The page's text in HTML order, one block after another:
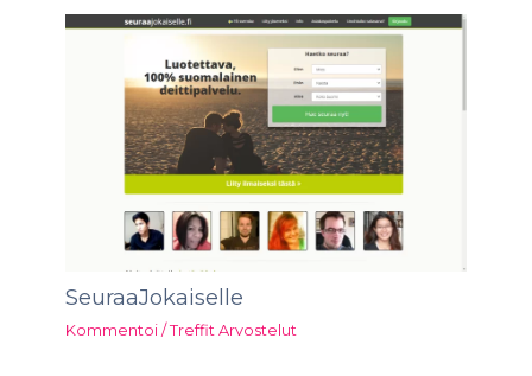
SeuraaJokaiselle
Kommentoi /Treffit Arvostelut